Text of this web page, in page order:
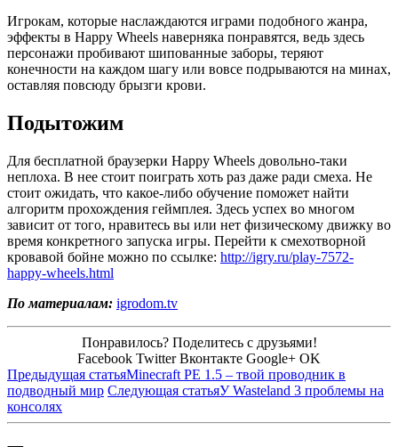
Игрокам, которые наслаждаются играми подобного жанра,
эффекты в Happy Wheels наверняка понравятся, ведь здесь
персонажи пробивают шипованные заборы, теряют
конечности на каждом шагу или вовсе подрываются на минах,
оставляя повсюду брызги крови.
Подытожим
Для бесплатной браузерки Happy Wheels довольно-таки
неплоха. В нее стоит поиграть хоть раз даже ради смеха. Не
стоит ожидать, что какое-либо обучение поможет найти
алгоритм прохождения геймплея. Здесь успех во многом
зависит от того, нравитесь вы или нет физическому движку во
время конкретного запуска игры. Перейти к смехотворной
кровавой бойне можно по ссылке: http://igry.ru/play-7572-
happy-wheels.html
По материалам: igrodom.tv
Понравилось? Поделитесь с друзьями!
Facebook Twitter Вконтакте Google+ OK
Предыдущая статьяMinecraft PE 1.5 – твой проводник в
подводный мир Следующая статьяУ Wasteland 3 проблемы на
консолях